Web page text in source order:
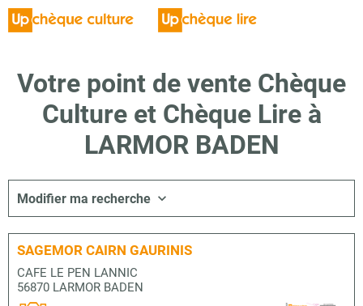
Votre point de vente Chèque
Culture et Chèque Lire à
LARMOR BADEN
Modifier ma recherche
SAGEMOR CAIRN GAURINIS
CAFE LE PEN LANNIC
56870 LARMOR BADEN